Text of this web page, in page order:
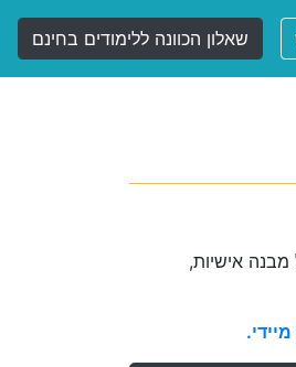
שאלון הכוונה ללימודים בחינם
אישיות,